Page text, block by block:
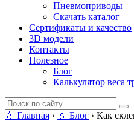
Пневмоприводы
Скачать каталог
Сертификаты и качество
3D модели
Контакты
Полезное
Блог
Калькулятор веса
💧 Главная › 💧 Блог › Как